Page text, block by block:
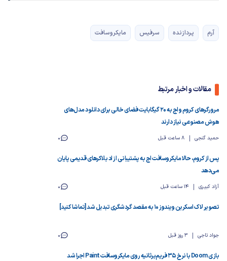
آرم پردازنده سرفیس مایکروسافت
مقالات و اخبار مرتبط
مرورگرهای کروم و اج به ۲۰ گیگابایت فضای خالی برای دانلود مدل‌های
هوش مصنوعی نیاز دارند
حمید گنجی 8 ساعت قبل 0
پس از کروم، حالا مایکروسافت اج به پشتیبانی از اد بلاکرهای قدیمی پایان
می‌دهد
آزاد کبیری 14 ساعت قبل 0
تصویر لاک اسکرین ویندوز ۱۰ به مقصد گردشگری تبدیل شد [تماشا کنید]
جواد تاجی 3 روز قبل 0
بازی Doom با نرخ ۳۵ فریم‌برثانیه روی مایکروسافت Paint اجرا شد